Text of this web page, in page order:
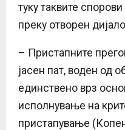
туку таквите
преку отворен
– Пристапните
јасен пат, воден од
единствено врз
исполнување на
пристапување